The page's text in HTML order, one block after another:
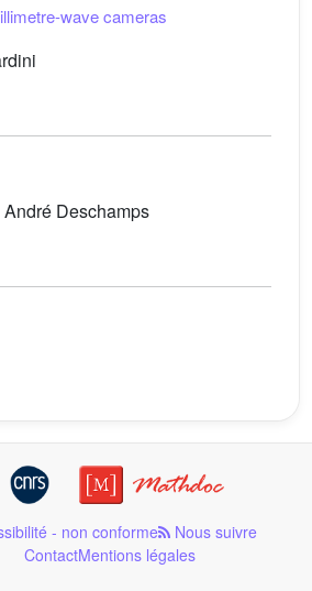
wave cameras
Deschamps
- non conforme Nous suivre
ContactMentions légales